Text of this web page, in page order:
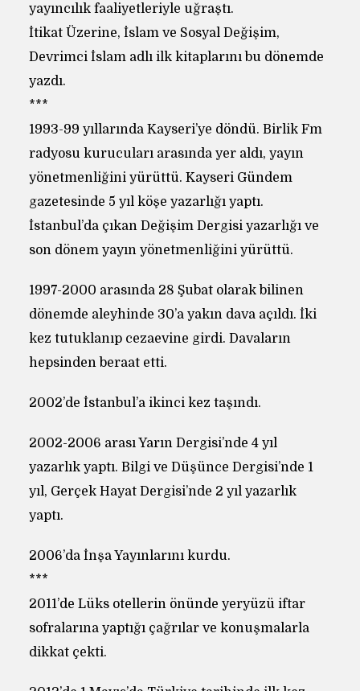
yayıncılık faaliyetleriyle uğraştı.
İtikat Üzerine, İslam ve Sosyal Değişim,
Devrimci İslam adlı ilk kitaplarını bu dönemde
yazdı.
***
1993-99 yıllarında Kayseri’ye döndü. Birlik Fm
radyosu kurucuları arasında yer aldı, yayın
yönetmenliğini yürüttü. Kayseri Gündem
gazetesinde 5 yıl köşe yazarlığı yaptı.
İstanbul’da çıkan Değişim Dergisi yazarlığı ve
son dönem yayın yönetmenliğini yürüttü.
1997-2000 arasında 28 Şubat olarak bilinen
dönemde aleyhinde 30’a yakın dava açıldı. İki
kez tutuklanıp cezaevine girdi. Davaların
hepsinden beraat etti.
2002’de İstanbul’a ikinci kez taşındı.
2002-2006 arası Yarın Dergisi’nde 4 yıl
yazarlık yaptı. Bilgi ve Düşünce Dergisi’nde 1
yıl, Gerçek Hayat Dergisi’nde 2 yıl yazarlık
yaptı.
2006’da İnşa Yayınlarını kurdu.
***
2011’de Lüks otellerin önünde yeryüzü iftar
sofralarına yaptığı çağrılar ve konuşmalarla
dikkat çekti.